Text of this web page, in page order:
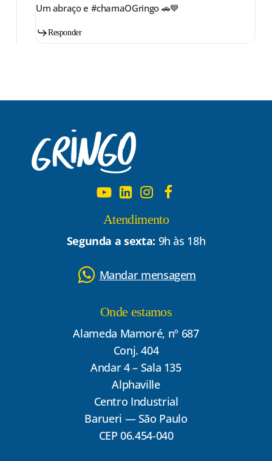
Um abraço e #chamaOGringo 🚗💙
Responder
Atendimento
Segunda a sexta: 9h às 18h
Mandar mensagem
Onde estamos
Alameda Mamoré, nº 687
Conj. 404
Andar 4 – Sala 135
Alphaville
Centro Industrial
Barueri — São Paulo
CEP 06.454-040